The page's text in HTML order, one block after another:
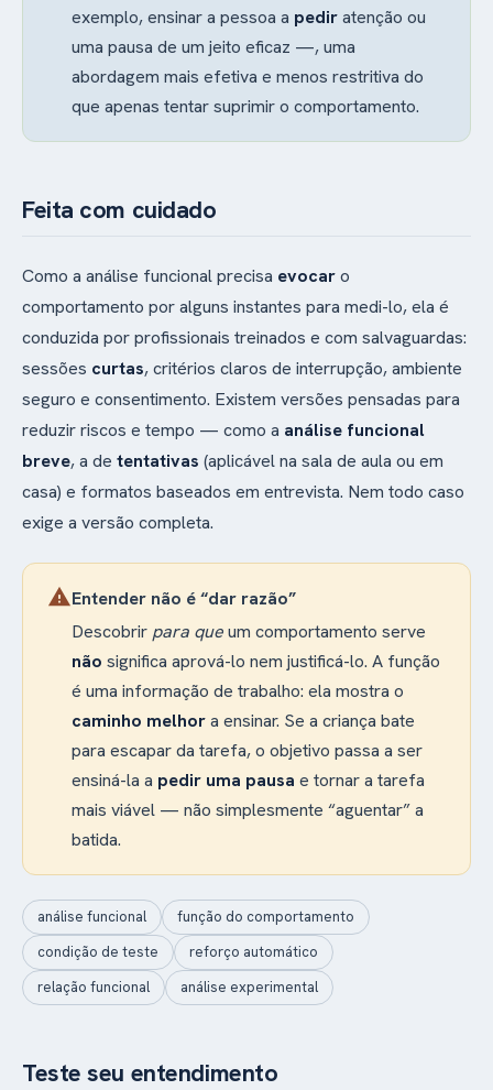
exemplo, ensinar a pessoa a pediratenção ou
uma pausa de um jeito eficaz —, uma
abordagem mais efetiva e menos restritiva do
que apenas tentar suprimir o comportamento.
Feita com cuidado
Como a análise funcional precisa evocaro
comportamento por alguns instantes para medi-lo, ela é
conduzida por profissionais treinados e com salvaguardas:
sessões curtas, critérios claros de interrupção, ambiente
seguro e consentimento. Existem versões pensadas para
reduzir riscos e tempo — como a análise funcional
breve, a de tentativas (aplicável na sala de aula ou em
casa) e formatos baseados em entrevista. Nem todo caso
exige a versão completa.
warningEntender não é “dar razão”
Descobrir para queum comportamento serve
não significa aprová-lo nem justificá-lo. A função
é uma informação de trabalho: ela mostra o
caminho melhora ensinar. Se a criança bate
para escapar da tarefa, o objetivo passa a ser
ensiná-la a pedir uma pausa e tornar a tarefa
mais viável — não simplesmente “aguentar” a
batida.
análise funcional
função do comportamento
condição de teste
reforço automático
relação funcional
análise experimental
Teste seu entendimento